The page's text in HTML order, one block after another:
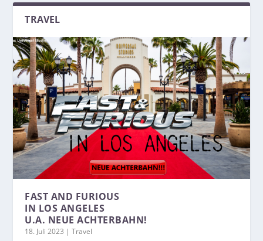
TRAVEL
FAST AND FURIOUS
IN LOS ANGELES
U.A. NEUE ACHTERBAHN!
18. Juli 2023 |Travel